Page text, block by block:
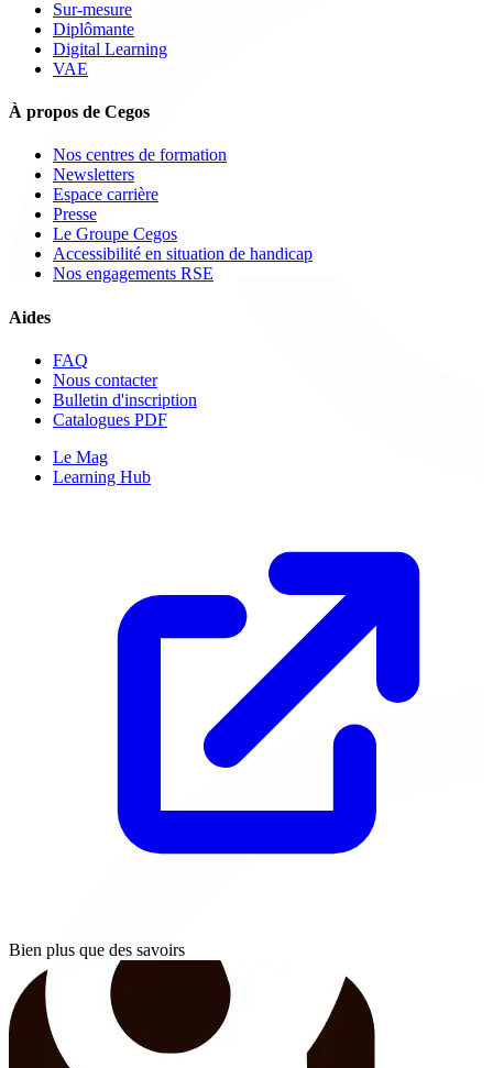
Sur-mesure
Diplômante
Digital Learning
VAE
À propos de Cegos
Nos centres de formation
Newsletters
Espace carrière
Presse
Le Groupe Cegos
Accessibilité en situation de handicap
Nos engagements RSE
Aides
FAQ
Nous contacter
Bulletin d'inscription
Catalogues PDF
Le Mag
Learning Hub
Bien plus que des savoirs